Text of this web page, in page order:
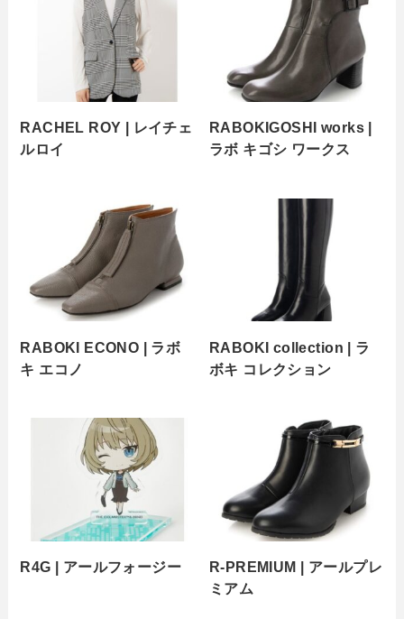
RACHEL ROY | レイチェ
ルロイ
RABOKIGOSHI works |
ラボ キゴシ ワークス
RABOKI ECONO | ラボ
キ エコノ
RABOKI collection | ラ
ボキ コレクション
R4G | アールフォージー
R-PREMIUM | アールプレ
ミアム